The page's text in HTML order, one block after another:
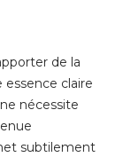
de la
essence claire
nécessite
subtilement